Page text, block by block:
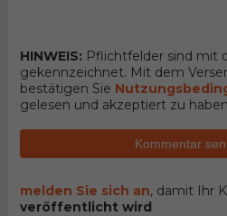
HINWEIS: Pflichtfelder sind mit
gekennzeichnet. Mit dem
bestätigen Sie
gelesen und akzeptiert zu
Kommentar
melden Sie sich an, damit Ihr
veröffentlicht wird